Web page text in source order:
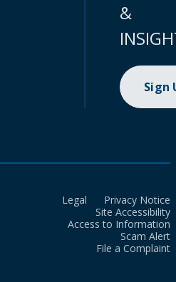
&
Sign
Legal
Privacy Notice
Site Accessibility
Access to Information
Scam Alert
File a Complaint